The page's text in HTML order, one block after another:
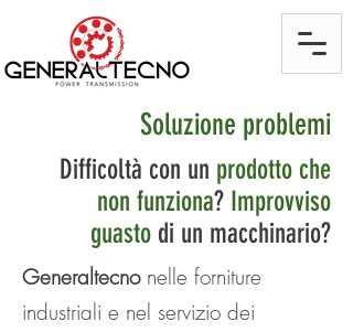
Soluzione problemi
Difficoltà con un prodotto che
non funziona? Improvviso
guasto di un macchinario?
Generaltecnonelle forniture
industriali e nel servizio dei